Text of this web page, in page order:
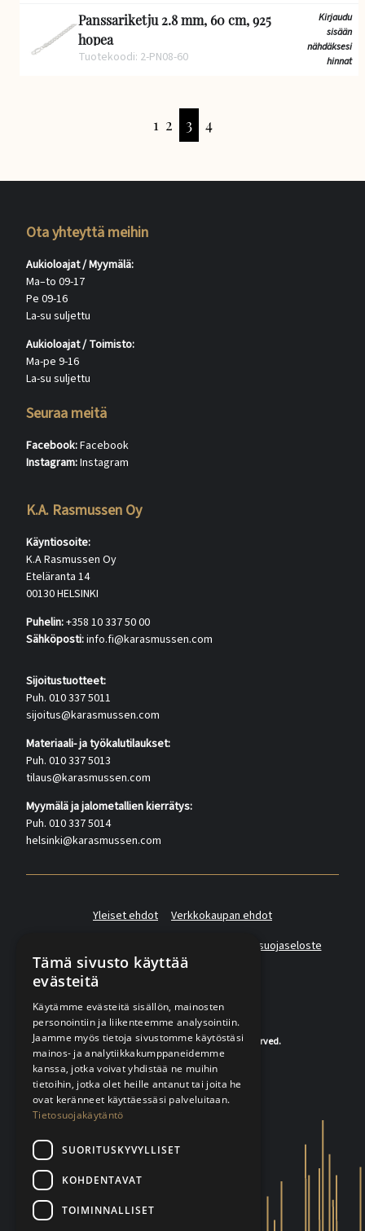
Panssariketju 2.8 mm, 60 cm, 925
hopea
Tuotekoodi: 2-PN08-60
Kirjaudu
sisään
nähdäksesi
hinnat
1 2 3 4
Ota yhteyttä meihin
Aukioloajat / Myymälä:
Ma–to 09-17
Pe 09-16
La-su suljettu
Aukioloajat / Toimisto:
Ma-pe 9-16
La-su suljettu
Seuraa meitä
Facebook:Facebook
Instagram:Instagram
K.A. Rasmussen Oy
Käyntiosoite:
K.A Rasmussen Oy
Eteläranta 14
00130 HELSINKI
Puhelin:+358 10 337 50 00
Sähköposti:info.fi@karasmussen.com
Sijoitustuotteet:
Puh. 010 337 5011
sijoitus@karasmussen.com
Materiaali- ja työkalutilaukset:
Puh. 010 337 5013
tilaus@karasmussen.com
Myymälä ja jalometallien kierrätys:
Puh. 010 337 5014
helsinki@karasmussen.com
Yleiset ehdot
Verkkokaupan ehdot
Asiakas- ja suoramarkkinointirekisterin tietosuojaseloste
© 2020-2026 K.A.Rasmussen. All rights reserved.
Tämä sivusto käyttää
evästeitä
Käytämme evästeitä sisällön, mainosten
personointiin ja liikenteemme analysointiin.
Jaamme myös tietoja sivustomme käytöstäsi
mainos- ja analytiikkakumppaneidemme
kanssa, jotka voivat yhdistää ne muihin
tietoihin, jotka olet heille antanut tai joita he
ovat keränneet käyttäessäsi palveluitaan.
Tietosuojakäytäntö
SUORITUSKYVYLLISET
KOHDENTAVAT
TOIMINNALLISET